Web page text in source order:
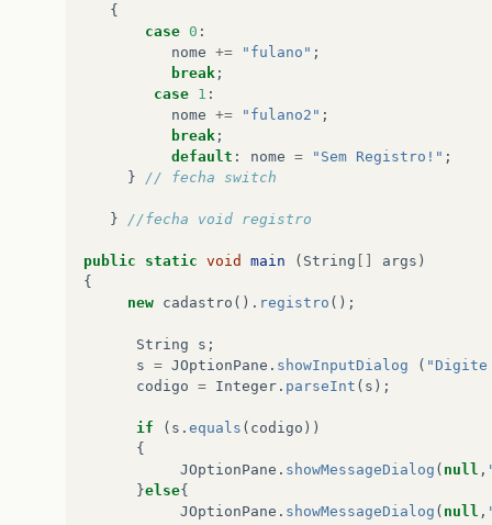
{
case 0 :
nome += "fulano" ;
break ;
case 1 :
nome += "fulano2" ;
break ;
default : nome = "Sem Registro!" ;
}
// fecha switch
} //fecha void registro
public static void main ( String args )
{
new cadastro (). registro ();
String s ;
s = JOptionPane . showInputDialog ( "Digite
codigo = Integer . parseInt ( s );
if ( s . equals ( codigo ))
{
JOptionPane . showMessageDialog ( null ,
}else{
JOptionPane . showMessageDialog ( null ,